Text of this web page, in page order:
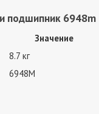
подшипник 6948m
Значение
8.7 кг
6948M